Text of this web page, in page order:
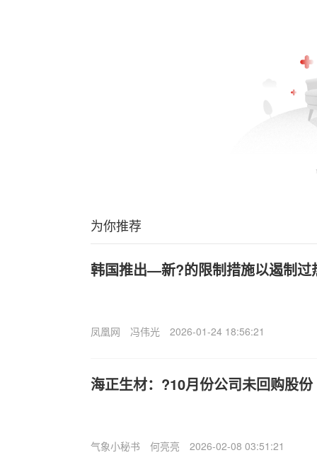
为你推荐
韩国推出—新?的限制措施以遏制过
凤凰网 冯伟光 2026-01-24 18:56:21
海正生材：?10月份公司未回购股份
气象小秘书 何亮亮 2026-02-08 03:51:21